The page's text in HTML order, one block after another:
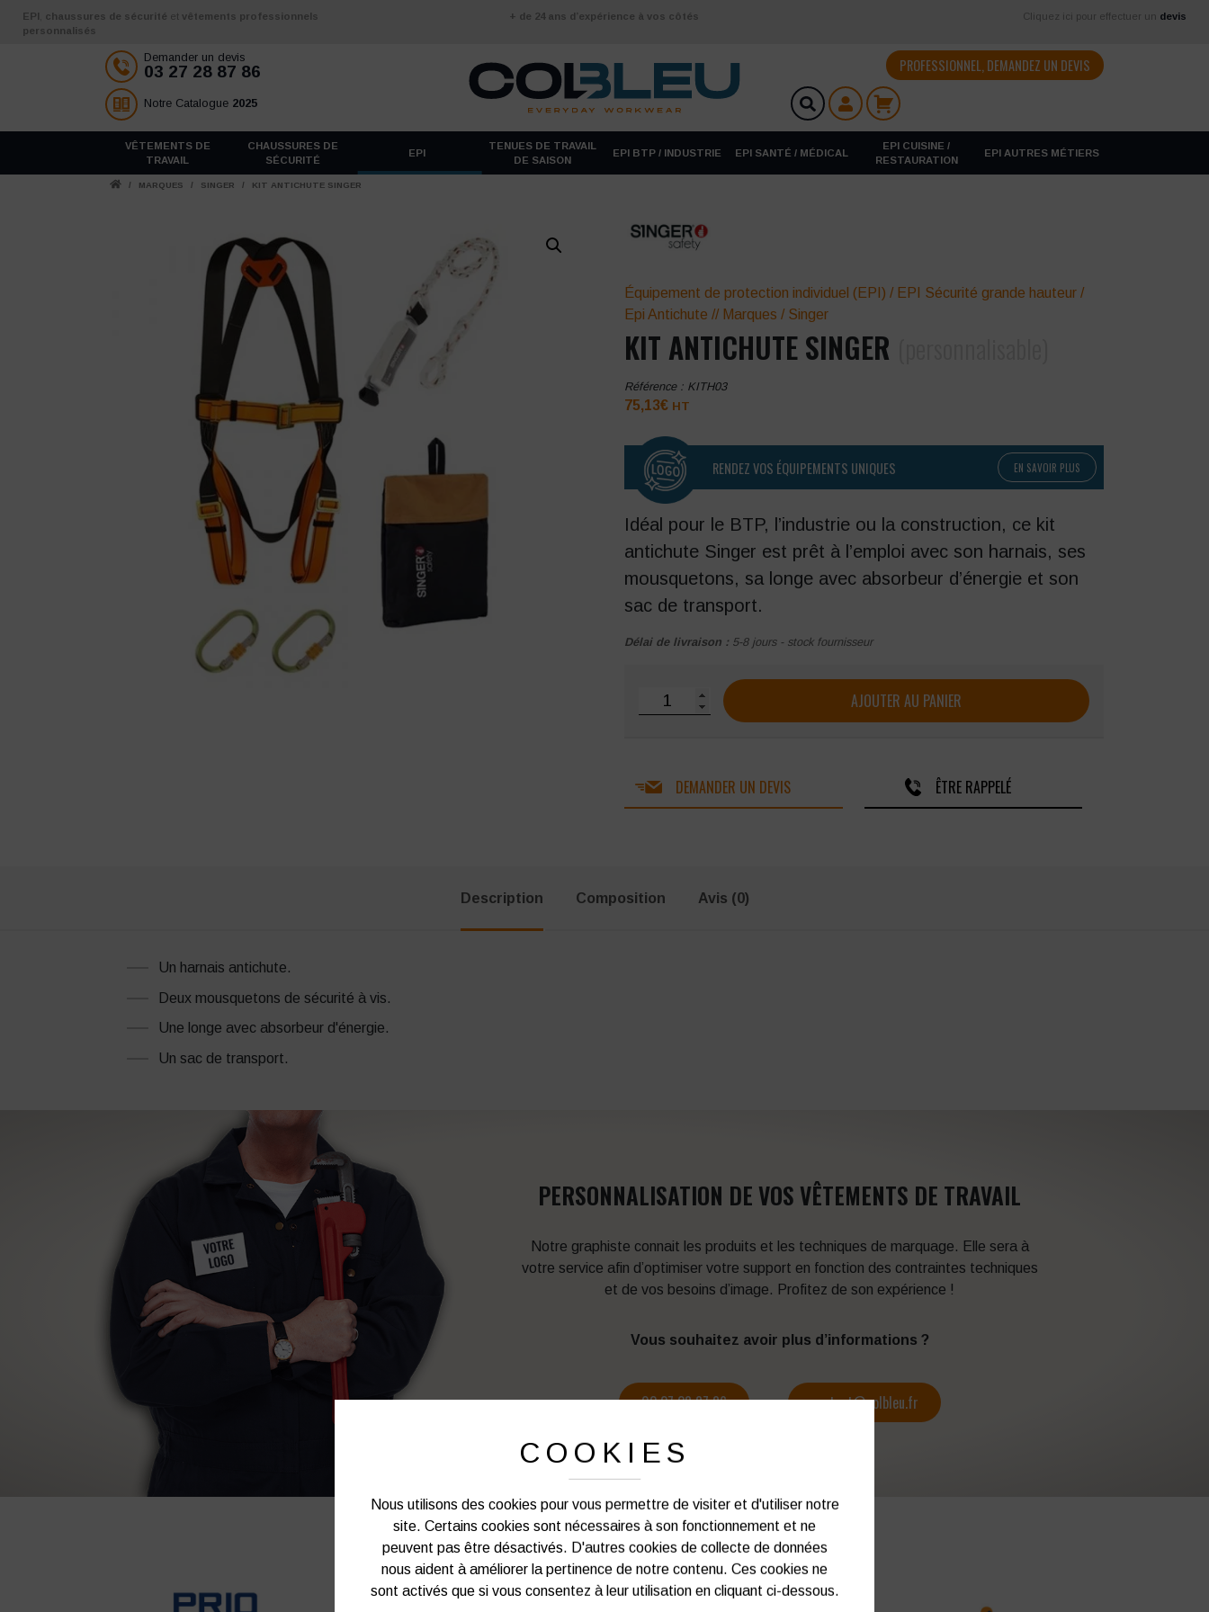
Aller au contenu
EPI chaussures de sécurité et vêtements professionnels
personnalisés
+ de 24 ans d’expérience à vos côtés Cliquez ici pour effectuer un devis
Demander un devis
03 27 28 87 86
Notre Catalogue 2025
PROFESSIONNEL, DEMANDEZ UN DEVIS
VÊTEMENTS DE
TRAVAIL
CHAUSSURES DE
SÉCURITÉ
EPI
TENUES DE TRAVAIL
DE SAISON
EPI BTP / INDUSTRIE EPI SANTÉ / MÉDICAL
EPI CUISINE /
RESTAURATION
EPI AUTRES MÉTIERS
/ MARQUES / SINGER / KIT ANTICHUTE SINGER
Équipement de protection individuel (EPI) / EPI Sécurité grande hauteur /
Epi Antichute // Marques / Singer
KIT ANTICHUTE SINGER
Référence : KITH03
75,13€ HT
RENDEZ VOS ÉQUIPEMENTS UNIQUES EN SAVOIR PLUS
Idéal pour le BTP, l’industrie ou la construction, ce kit
antichute Singer est prêt à l’emploi avec son harnais, ses
mousquetons, sa longe avec absorbeur d’énergie et son
sac de transport.
Délai de livraison : 5-8 jours - stock fournisseur
quantité de Kit antichute Singer AJOUTER AU PANIER
DEMANDER UN DEVIS ÊTRE RAPPELÉ
Description Composition Avis (0)
Un harnais antichute.
Deux mousquetons de sécurité à vis.
Une longe avec absorbeur d'énergie.
Un sac de transport.
PERSONNALISATION DE VOS VÊTEMENTS DE TRAVAIL
Notre graphiste connait les produits et les techniques de marquage. Elle sera à
votre service afin d’optimiser votre support en fonction des contraintes techniques
et de vos besoins d’image. Profitez de son expérience !
Vous souhaitez avoir plus d’informations ?
03 27 28 87 86 contact@colbleu.fr
PRODUITS SIMILAIRES
COOKIES
Nous utilisons des cookies pour vous permettre de visiter et d'utiliser notre
site. Certains cookies sont nécessaires à son fonctionnement et ne
peuvent pas être désactivés. D'autres cookies de collecte de données
nous aident à améliorer la pertinence de notre contenu. Ces cookies ne
sont activés que si vous consentez à leur utilisation en cliquant ci-dessous.